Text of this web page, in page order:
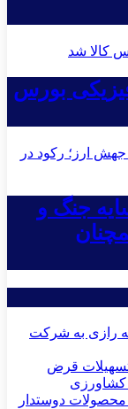
بورس
جنگ و
بیمه رازی به شرکت
ریال تسهیلات قرض
کشاورزی
دوستدار